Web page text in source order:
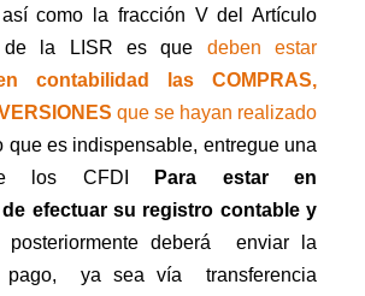
como la fracción V del Artículo
de la LISR es que deben estar
contabilidad las COMPRAS,
que se hayan realizado
que es indispensable, entregue una
los CFDI
Para estar en
efectuar su registro contable y
posteriormente deberá
enviar la
ya sea vía
transferencia